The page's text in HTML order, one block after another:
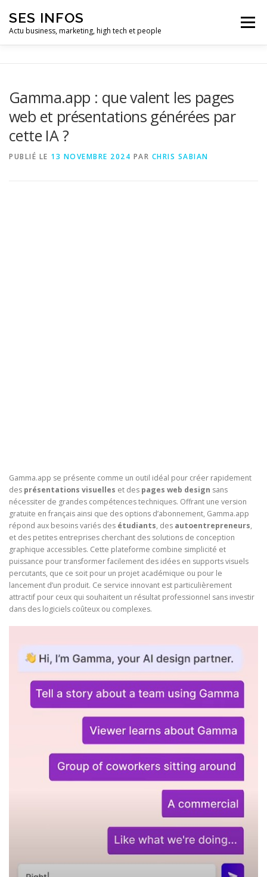
contenu
SES INFOS
Actu business, marketing, high tech et people
Menu
HIGH TECH ET INFORMATIQUE INFLUENCEURS
Gamma.app : que valent les pages
web et présentations générées par
cette IA ?
PUBLIÉ LE 13 NOVEMBRE 2024 PAR CHRIS SABIAN
Gamma.app se présente comme un outil idéal pour créer rapidement
des présentations visuelles et des pages web design sans
nécessiter de grandes compétences techniques. Offrant une version
gratuite en français ainsi que des options d’abonnement, Gamma.app
répond aux besoins variés des étudiants, des autoentrepreneurs,
et des petites entreprises cherchant des solutions de conception
graphique accessibles. Cette plateforme combine simplicité et
puissance pour transformer facilement des idées en supports visuels
percutants, que ce soit pour un projet académique ou pour le
lancement d’un produit. Ce service innovant est particulièrement
attractif pour ceux qui souhaitent un résultat professionnel sans investir
dans des logiciels coûteux ou complexes.